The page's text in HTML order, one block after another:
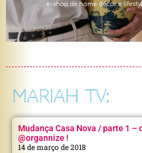
MARIAH TV:
Mudança Casa Nova / parte 1 –
@organnize !
14 de março de 2018